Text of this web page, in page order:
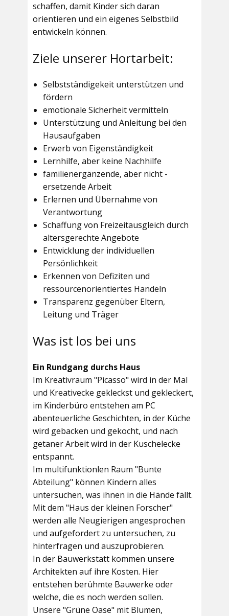
schaffen, damit Kinder sich daran
orientieren und ein eigenes Selbstbild
entwickeln können.
Ziele unserer Hortarbeit:
Selbstständigekeit unterstützen und
fördern
emotionale Sicherheit vermitteln
Unterstützung und Anleitung bei den
Hausaufgaben
Erwerb von Eigenständigkeit
Lernhilfe, aber keine Nachhilfe
familienergänzende, aber nicht -
ersetzende Arbeit
Erlernen und Übernahme von
Verantwortung
Schaffung von Freizeitausgleich durch
altersgerechte Angebote
Entwicklung der individuellen
Persönlichkeit
Erkennen von Defiziten und
ressourcenorientiertes Handeln
Transparenz gegenüber Eltern,
Leitung und Träger
Was ist los bei uns
Ein Rundgang durchs Haus
Im Kreativraum "Picasso" wird in der Mal
und Kreativecke gekleckst und gekleckert,
im Kinderbüro entstehen am PC
abenteuerliche Geschichten, in der Küche
wird gebacken und gekocht, und nach
getaner Arbeit wird in der Kuschelecke
entspannt.
Im multifunktionlen Raum "Bunte
Abteilung" können Kindern alles
untersuchen, was ihnen in die Hände fällt.
Mit dem "Haus der kleinen Forscher"
werden alle Neugierigen angesprochen
und aufgefordert zu untersuchen, zu
hinterfragen und auszuprobieren.
In der Bauwerkstatt kommen unsere
Architekten auf ihre Kosten. Hier
entstehen berühmte Bauwerke oder
welche, die es noch werden sollen.
Unsere "Grüne Oase" mit Blumen,